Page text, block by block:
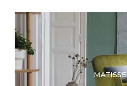
MATISSE